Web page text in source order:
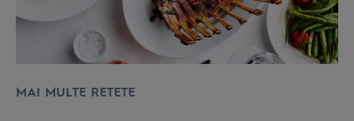
MAI MULTE RETETE